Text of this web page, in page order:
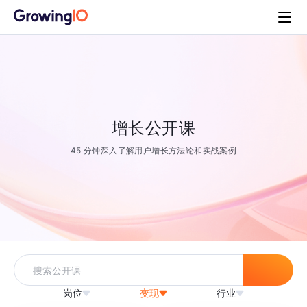
增长公开课
45 分钟深入了解用户增长方法论和实战案例
岗位 变现 行业